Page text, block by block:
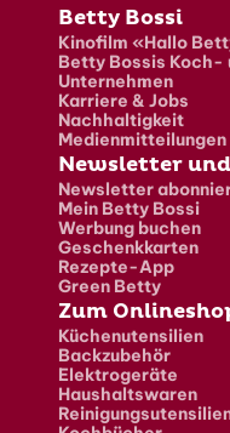
Fusszeile
Betty Bossi
Kinofilm «Hallo
Betty Bossis Koch-
Unternehmen
Karriere & Jobs
Nachhaltigkeit
Medienmitteilungen
Newsletter
Newsletter
Mein Betty Bossi
Werbung buchen
Geschenkkarten
Rezepte-App
Green Betty
Zum
Küchenutensilien
Backzubehör
Elektrogeräte
Haushaltswaren